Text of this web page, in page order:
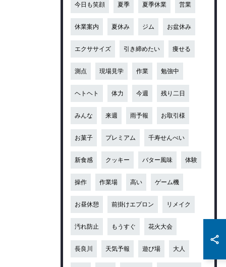
今日も笑顔 夏季 夏季休業 営業
休業案内 夏休み ジム お盆休み
エクササイズ 引き締めたい 痩せる
測点 現場見学 作業 勉強中
ヘトヘト 体力 今週 残り二日
みんな 来週 雨予報 お取引様
お菓子 プレミアム 千寿せんべい
新食感 クッキー バター風味 体験
操作 作業場 高い ゲーム機
お昼休憩 前掛けエプロン リメイク
汚れ防止 もうすぐ 花火大会
長良川 天気予報 遊び場 大人